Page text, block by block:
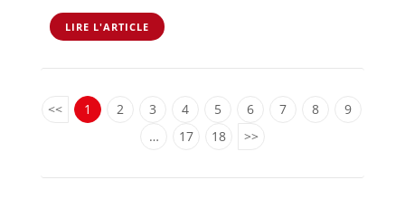
LIRE L'ARTICLE
<< 1 2 3 4 5 6 7 8
9
…
17 18 >>